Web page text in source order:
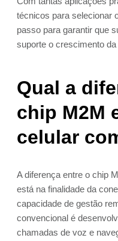
técnicos para selecionar
passo para garantir que
suporte o crescimento
Qual a
chip M2M
celular
A diferença entre o chip
está na finalidade da
capacidade de gestão
convencional é
chamadas de voz e